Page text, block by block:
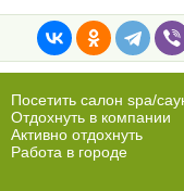
Посетить салон spa/
Отдохнуть в компании
Активно отдохнуть
Работа в городе